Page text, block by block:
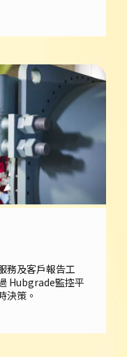
務及客戶報告工
Hubgrade監控平
決策。